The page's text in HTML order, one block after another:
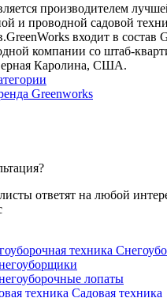
производителем
и проводной садовой
входит в состав
компании со штаб-
Каролина, США.
Greenworks
ответят на любой
лопаты
Садовая техника